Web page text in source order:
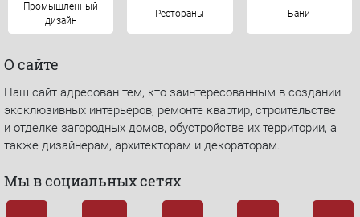
Промышленный
дизайн
Рестораны Бани
О сайте
Наш сайт адресован тем, кто заинтересованным в создании
эксклюзивных интерьеров, ремонте квартир, строительстве
и отделке загородных домов, обустройстве их территории, а
также дизайнерам, архитекторам и декораторам.
Мы в социальных сетях